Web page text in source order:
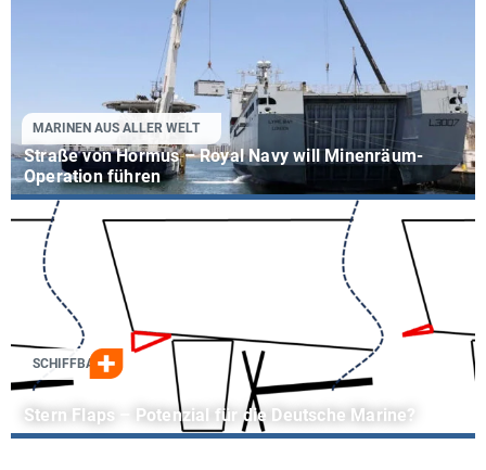
MARINEN AUS ALLER WELT
Straße von Hormus – Royal Navy will Minenräum-
Operation führen
SCHIFFBAU
Stern Flaps – Potenzial für die Deutsche Marine?